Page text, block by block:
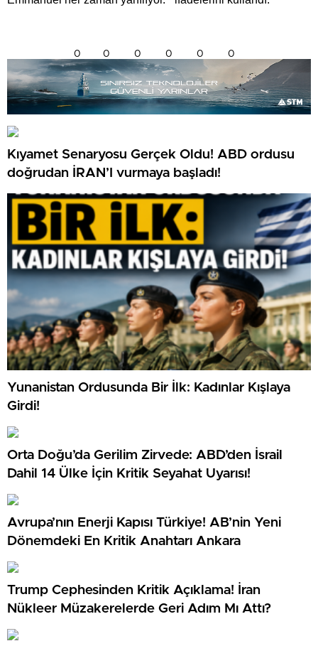
0 0 0 0 0 0
Kıyamet Senaryosu Gerçek Oldu! ABD ordusu
doğrudan İRAN’I vurmaya başladı!
Yunanistan Ordusunda Bir İlk: Kadınlar Kışlaya
Girdi!
Orta Doğu’da Gerilim Zirvede: ABD’den İsrail
Dahil 14 Ülke İçin Kritik Seyahat Uyarısı!
Avrupa’nın Enerji Kapısı Türkiye! AB’nin Yeni
Dönemdeki En Kritik Anahtarı Ankara
Trump Cephesinden Kritik Açıklama! İran
Nükleer Müzakerelerde Geri Adım Mı Attı?